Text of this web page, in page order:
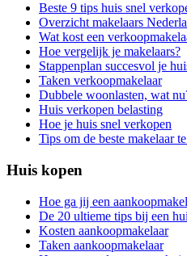
Beste 9 tips huis snel
Overzicht makelaars
Wat kost een
Hoe vergelijk je makelaars?
Stappenplan succesvol je
Taken verkoopmakelaar
Dubbele woonlasten, wat
Huis verkopen belasting
Hoe je huis snel verkopen
Tips om de beste makelaar
Huis kopen
Hoe ga jij een
De 20 ultieme tips bij een
Kosten aankoopmakelaar
Taken aankoopmakelaar